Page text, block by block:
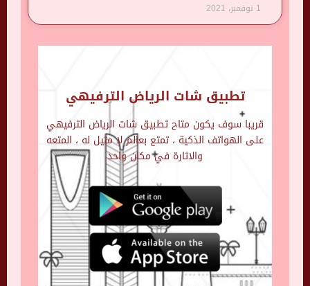
1 نوفمبر، 2021
تطبيق شات الرياض الترفيهي
قريبا سوف يكون متاح تطبيق شات الرياض الترفيهي
على الهواتف الذكية ، تمتع بعالم لا مثيل له ، المتعه
والاثارة في مكان واحد